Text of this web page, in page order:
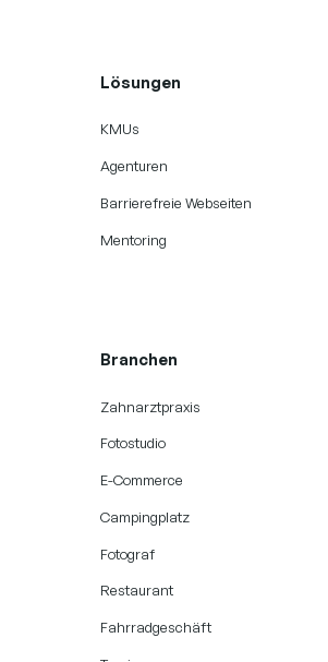
Lösungen
KMUs
Agenturen
Barrierefreie Webseiten
Mentoring
Branchen
Zahnarztpraxis
Fotostudio
E-Commerce
Campingplatz
Fotograf
Restaurant
Fahrradgeschäft